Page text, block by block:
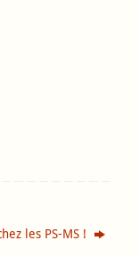
les PS-MS !